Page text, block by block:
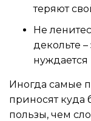
теряют
Не
декольте –
Иногда самые
приносят куда
пользы, чем